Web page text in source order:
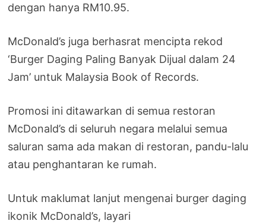
dengan hanya RM10.95.
McDonald’s juga berhasrat mencipta rekod
‘Burger Daging Paling Banyak Dijual dalam 24
Jam’ untuk Malaysia Book of Records.
Promosi ini ditawarkan di semua restoran
McDonald’s di seluruh negara melalui semua
saluran sama ada makan di restoran, pandu-lalu
atau penghantaran ke rumah.
Untuk maklumat lanjut mengenai burger daging
ikonik McDonald’s, layari